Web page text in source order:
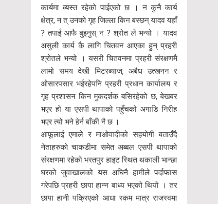
कार्यमा ब्यस्त रहेको पाईएको छ । न कुनै कार्य
क्षेत्र, न त् उनको गृह जिल्ला किन बस्छन् यादव यहाँ
? तपाई आफै बुझ्नुस् न ? श्रोत ले भन्यो । यादव
असुली कार्य कै लागि चितवन आएका हुन् प्रहरी
श्रोतले भन्यो । यसरी चितवनमा प्रहरी संरक्षणमै
लामो समय देखी मिटरब्याज, अबैध उत्खनन र
ओसारपसार भईरहेपनि प्रहरी प्रधान कार्यालय र
गृह प्रशासन किन मुकदर्शक बसिरहेको छ, बेखबर
भएर हो या एसपी थापाको पहुँचको अगाडि निरीह
भएर त्यो भने हेर्न बाँकी नै छ ।
आफूलाई एमाले र माओवादीको सहयोगी बताउँदै
नेताहरुको चाकडीमा समेत अब्बल एसपी थापाको
संरक्षणमा रहेको भरतपुर हाइट स्थित थकाली भान्छा
घरको जुवाखालको यस अघिनै हामीले पर्दाफास
गरेपछि प्रहरी छापा हान्न बाध्य भएको थियो । तर
छापा हानी पक्रिएको आधा रकम मात्र राजस्वमा